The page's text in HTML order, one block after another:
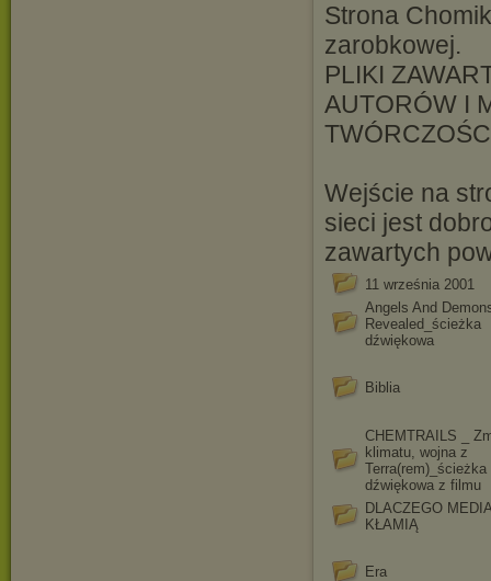
Strona
zarobkowej.
PLIKI
AUTORÓW I
Wejście na
sieci jest
zawartych
11 września 2001
Angels And
Revealed_ścieżka
dźwiękowa
Biblia
CHEMTRAILS _
klimatu, wojna z
Terra(rem)_ścieżka
dźwiękowa z filmu
DLACZEGO MEDIA
KŁAMIĄ
Era